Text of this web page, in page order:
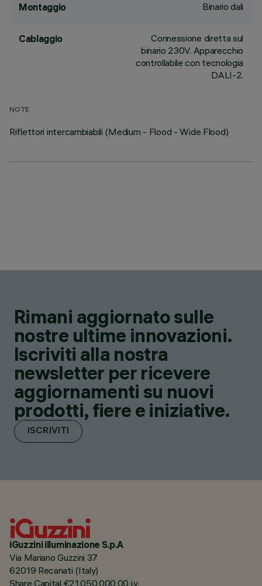
Montaggio Binario dali
Cablaggio
Connessione diretta sul
binario 230V. Apparecchio
controllabile con tecnologia
DALI-2.
NOTE
Riflettori intercambiabili (Medium - Flood - Wide Flood)
Rimani aggiornato sulle
nostre ultime innovazioni.
Iscriviti alla nostra
newsletter per ricevere
aggiornamenti su nuovi
prodotti, fiere e iniziative.
ISCRIVITI
iGuzzini illuminazione S.p.A
Via Mariano Guzzini 37
62019 Recanati (Italy)
Share Capital €21.050.000,00 i.v.